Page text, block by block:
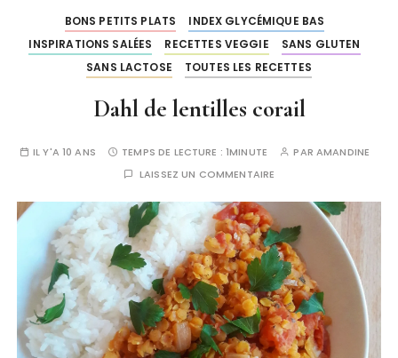
BONS PETITS PLATS
INDEX GLYCÉMIQUE BAS
INSPIRATIONS SALÉES
RECETTES VEGGIE
SANS GLUTEN
SANS LACTOSE
TOUTES LES RECETTES
Dahl de lentilles corail
IL Y'A 10 ANS TEMPS DE LECTURE :1MINUTE PARAMANDINE
LAISSEZ UN COMMENTAIRE